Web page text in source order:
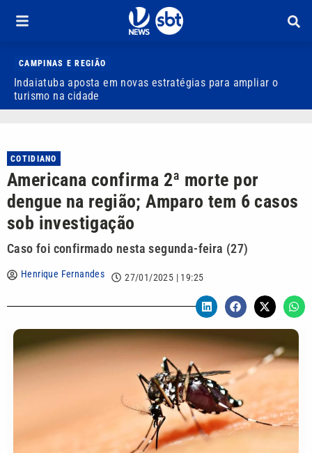
CAMPINAS E REGIÃO
Indaiatuba aposta em novas estratégias para ampliar o
turismo na cidade
COTIDIANO
Americana confirma 2ª morte por
dengue na região; Amparo tem 6 casos
sob investigação
Caso foi confirmado nesta segunda-feira (27)
Henrique Fernandes 27/01/2025 | 19:25